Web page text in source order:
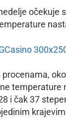
očekuje
temperature
i čak 37